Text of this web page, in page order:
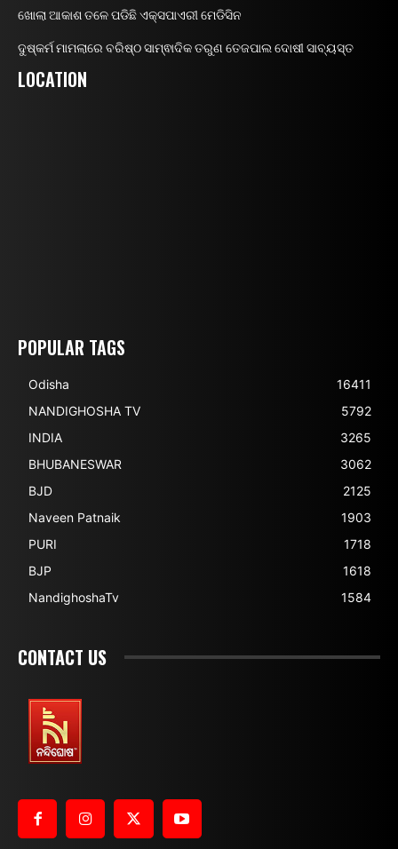
ଖୋଲା ଆକାଶ ତଳେ ପଡିଛି ଏକ୍ସପାଏରୀ ମେଡିସିନ
ଦୁଷ୍କର୍ମ ମାମଲାରେ ବରିଷ୍ଠ ସାମ୍ଵାଦିକ ତରୁଣ ତେଜପାଲ ଦୋଷୀ ସାବ୍ୟସ୍ତ
LOCATION
POPULAR TAGS
Odisha
16411
NANDIGHOSHA TV
5792
INDIA
3265
BHUBANESWAR
3062
BJD
2125
Naveen Patnaik
1903
PURI
1718
BJP
1618
NandighoshaTv
1584
CONTACT US